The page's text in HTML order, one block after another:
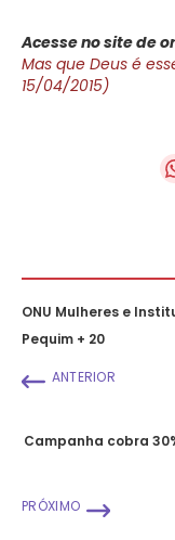
Acesse no site de
Mas que Deus é
15/04/2015)
ONU Mulheres e
Pequim + 20
ANTERIOR
Campanha cobra
PRÓXIMO